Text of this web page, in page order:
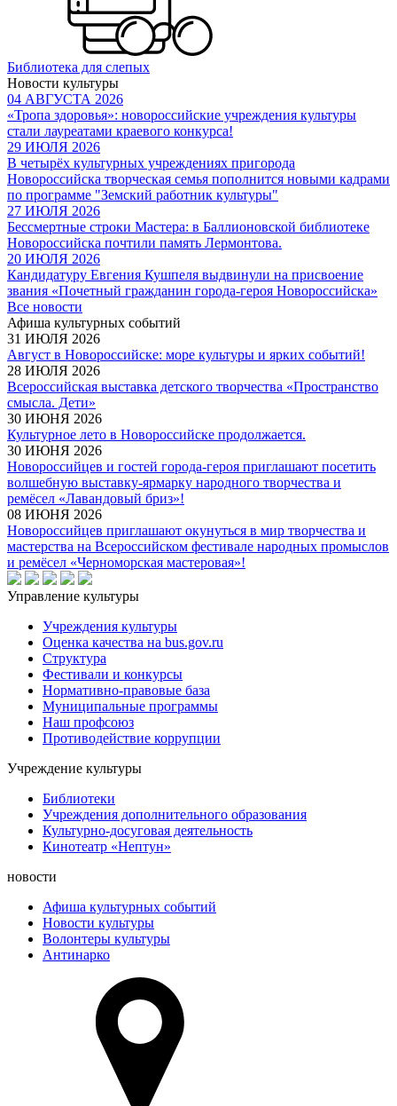
Библиотека для слепых
Новости культуры
04 АВГУСТА 2026
«Тропа здоровья»: новороссийские учреждения культуры
стали лауреатами краевого конкурса!
29 ИЮЛЯ 2026
В четырёх культурных учреждениях пригорода
Новороссийска творческая семья пополнится новыми кадрами
по программе "Земский работник культуры"
27 ИЮЛЯ 2026
Бессмертные строки Мастера: в Баллионовской библиотеке
Новороссийска почтили память Лермонтова.
20 ИЮЛЯ 2026
Кандидатуру Евгения Кушпеля выдвинули на присвоение
звания «Почетный гражданин города-героя Новороссийска»
Все новости
Афиша культурных событий
31 ИЮЛЯ 2026
Август в Новороссийске: море культуры и ярких событий!
28 ИЮЛЯ 2026
Всероссийская выставка детского творчества «Пространство
смысла. Дети»
30 ИЮНЯ 2026
Культурное лето в Новороссийске продолжается.
30 ИЮНЯ 2026
Новороссийцев и гостей города-героя приглашают посетить
волшебную выставку-ярмарку народного творчества и
ремёсел «Лавандовый бриз»!
08 ИЮНЯ 2026
Новороссийцев приглашают окунуться в мир творчества и
мастерства на Всероссийском фестивале народных промыслов
и ремёсел «Черноморская мастеровая»!
Управление культуры
Учреждения культуры
Оценка качества на bus.gov.ru
Структура
Фестивали и конкурсы
Нормативно-правовые база
Муниципальные программы
Наш профсоюз
Противодействие коррупции
Учреждение культуры
Библиотеки
Учреждения дополнительного образования
Культурно-досуговая деятельность
Кинотеатр «Нептун»
новости
Афиша культурных событий
Новости культуры
Волонтеры культуры
Антинарко